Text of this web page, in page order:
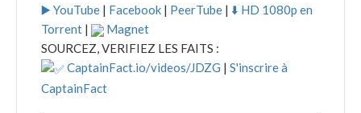
▶️ YouTube | Facebook | PeerTube | ⬇️ HD 1080p en
Torrent |
Magnet
SOURCEZ, VERIFIEZ LES FAITS :
CaptainFact.io/videos/JDZG | S'inscrire à
CaptainFact